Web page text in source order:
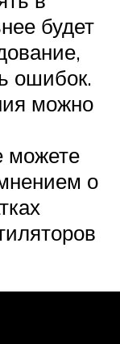
будет
ошибок.
можно
можете
о